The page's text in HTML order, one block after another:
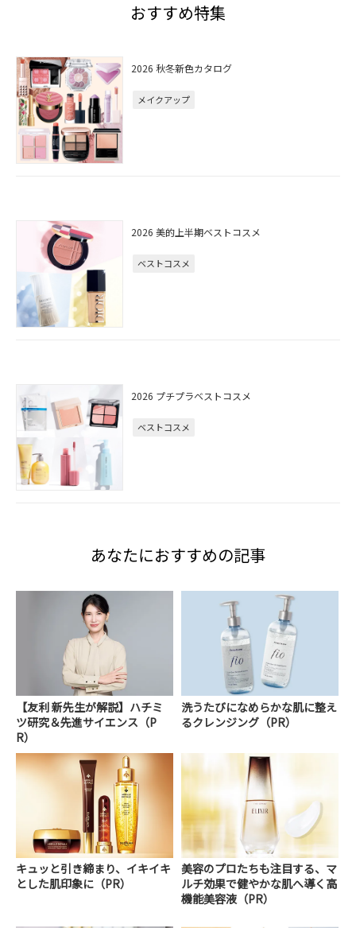
おすすめ特集
2026 秋冬新色カタログ
メイクアップ
2026 美的上半期ベストコスメ
ベストコスメ
2026 プチプラベストコスメ
ベストコスメ
あなたにおすすめの記事
【友利 新先生が解説】ハチミ
ツ研究＆先進サイエンス（P
R）
洗うたびになめらかな肌に整え
るクレンジング（PR）
キュッと引き締まり、イキイキ
とした肌印象に（PR）
美容のプロたちも注目する、マ
ルチ効果で健やかな肌へ導く高
機能美容液（PR）